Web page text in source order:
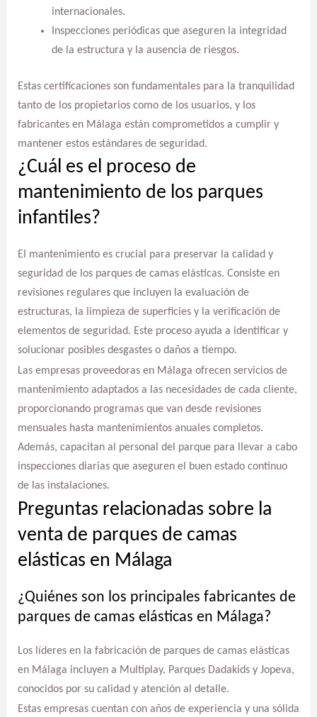
internacionales.
Inspecciones periódicas que aseguren la integridad
de la estructura y la ausencia de riesgos.
Estas certificaciones son fundamentales para la tranquilidad
tanto de los propietarios como de los usuarios, y los
fabricantes en Málaga están comprometidos a cumplir y
mantener estos estándares de seguridad.
¿Cuál es el proceso de
mantenimiento de los parques
infantiles?
El mantenimiento es crucial para preservar la calidad y
seguridad de los parques de camas elásticas. Consiste en
revisiones regulares que incluyen la evaluación de
estructuras, la limpieza de superficies y la verificación de
elementos de seguridad. Este proceso ayuda a identificar y
solucionar posibles desgastes o daños a tiempo.
Las empresas proveedoras en Málaga ofrecen servicios de
mantenimiento adaptados a las necesidades de cada cliente,
proporcionando programas que van desde revisiones
mensuales hasta mantenimientos anuales completos.
Además, capacitan al personal del parque para llevar a cabo
inspecciones diarias que aseguren el buen estado continuo
de las instalaciones.
Preguntas relacionadas sobre la
venta de parques de camas
elásticas en Málaga
¿Quiénes son los principales fabricantes de
parques de camas elásticas en Málaga?
Los líderes en la fabricación de parques de camas elásticas
en Málaga incluyen a Multiplay, Parques Dadakids y Jopeva,
conocidos por su calidad y atención al detalle.
Estas empresas cuentan con años de experiencia y una sólida